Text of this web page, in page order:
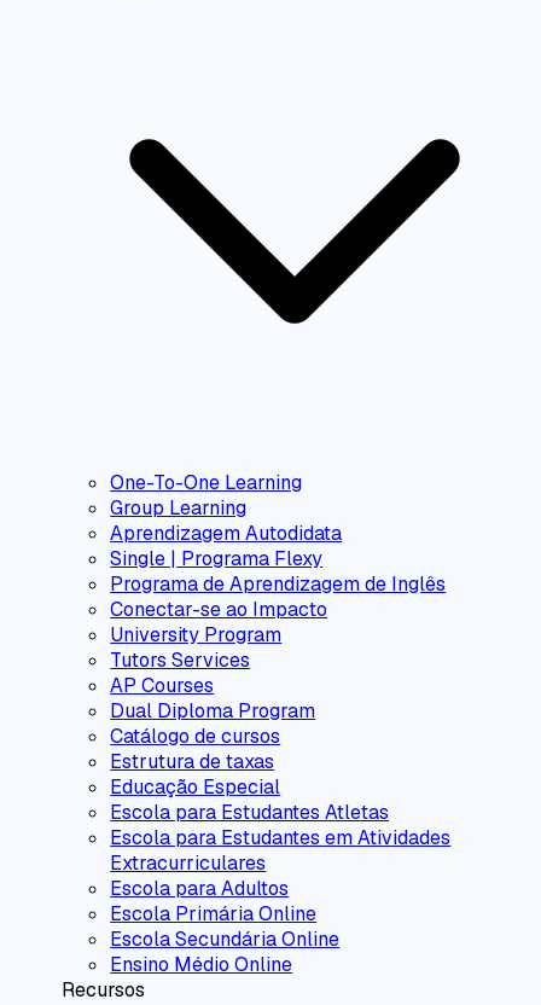
One-To-One Learning
Group Learning
Aprendizagem Autodidata
Single | Programa Flexy
Programa de Aprendizagem de Inglês
Conectar-se ao Impacto
University Program
Tutors Services
AP Courses
Dual Diploma Program
Catálogo de cursos
Estrutura de taxas
Educação Especial
Escola para Estudantes Atletas
Escola para Estudantes em Atividades
Extracurriculares
Escola para Adultos
Escola Primária Online
Escola Secundária Online
Ensino Médio Online
Recursos